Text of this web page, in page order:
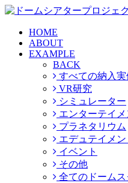
HOME
ABOUT
EXAMPLE
BACK
すべての納入実
VR研究
シミュレーター
エンターテイメ
プラネタリウム
エデュテイメン
イベント
その他
全てのドーム